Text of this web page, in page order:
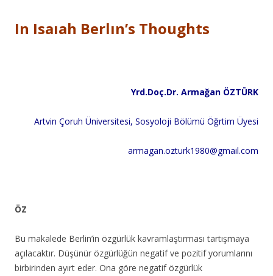
In Isaıah Berlın’s Thoughts
Yrd.Doç.Dr. Armağan ÖZTÜRK
Artvin Çoruh Üniversitesi, Sosyoloji Bölümü Öğrtim Üyesi
armagan.ozturk1980@gmail.com
ÖZ
Bu makalede Berlin’in özgürlük kavramlaştırması tartışmaya
açılacaktır. Düşünür özgürlüğün negatif ve pozitif yorumlarını
birbirinden ayırt eder. Ona göre negatif özgürlük